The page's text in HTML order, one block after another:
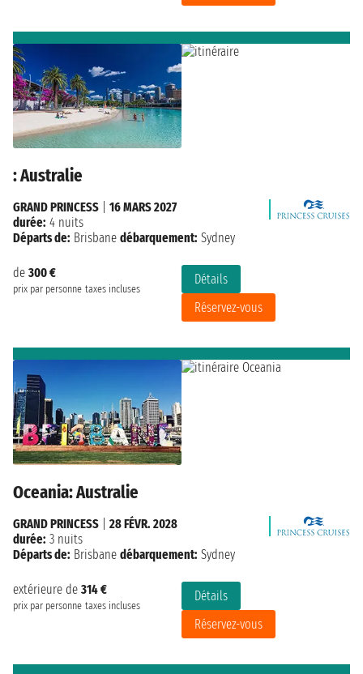
: Australie
de 300 €
prix par personne taxes incluses
Détails
Réservez-vous
GRAND PRINCESS
16 MARS 2027
durée: 4 nuits
Départs de: Brisbane débarquement: Sydney
Oceania: Australie
extérieure de 314 €
prix par personne taxes incluses
Détails
Réservez-vous
GRAND PRINCESS
28 FÉVR. 2028
durée: 3 nuits
Départs de: Brisbane débarquement: Sydney